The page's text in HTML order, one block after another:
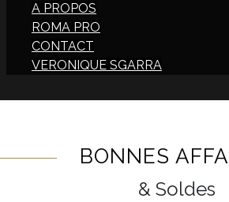
A PROPOS
ROMA PRO
CONTACT
VERONIQUE SGARRA
BONNES
& Soldes